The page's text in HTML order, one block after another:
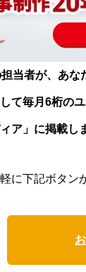
当者が、あな
て毎月6桁の
ィア」に掲載
に下記ボタン